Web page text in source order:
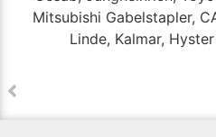
Mitsubishi Gabelstapler,
Linde, Kalmar,